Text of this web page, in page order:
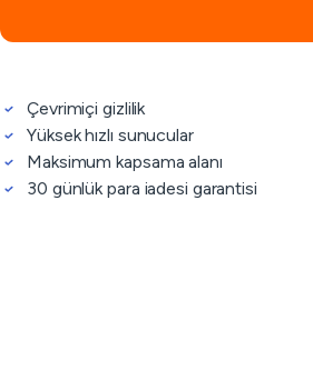
Çevrimiçi gizlilik
Yüksek hızlı sunucular
Maksimum kapsama alanı
30 günlük para iadesi garantisi